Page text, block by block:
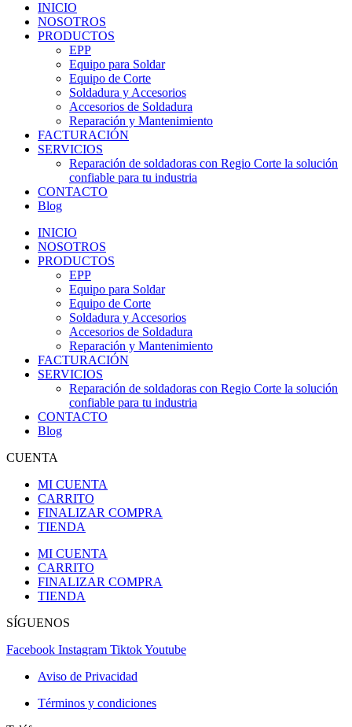
INICIO
NOSOTROS
PRODUCTOS
EPP
Equipo para Soldar
Equipo de Corte
Soldadura y Accesorios
Accesorios de Soldadura
Reparación y Mantenimiento
FACTURACIÓN
SERVICIOS
Reparación de soldadoras con Regio Corte la solución
confiable para tu industria
CONTACTO
Blog
INICIO
NOSOTROS
PRODUCTOS
EPP
Equipo para Soldar
Equipo de Corte
Soldadura y Accesorios
Accesorios de Soldadura
Reparación y Mantenimiento
FACTURACIÓN
SERVICIOS
Reparación de soldadoras con Regio Corte la solución
confiable para tu industria
CONTACTO
Blog
CUENTA
MI CUENTA
CARRITO
FINALIZAR COMPRA
TIENDA
MI CUENTA
CARRITO
FINALIZAR COMPRA
TIENDA
SÍGUENOS
Facebook Instagram TiktokYoutube
Aviso de Privacidad
Términos y condiciones